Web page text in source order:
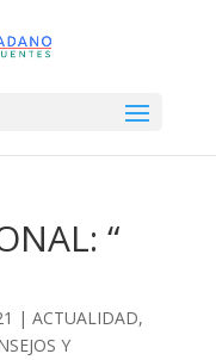
“
| ACTUALIDAD,
Y